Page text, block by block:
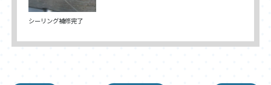
シーリング補修完了